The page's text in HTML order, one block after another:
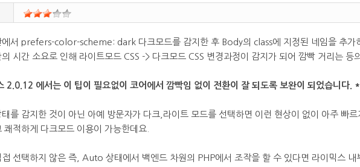
에서 prefers-color-scheme: dark 다크모드를 감지한 후 Body의 class에 지정된 네임을 추가
시간 소요로 인해 라이트모드 CSS -> 다크모드 CSS 변경과정이 감지가 되어 깜빡 거리는 등
2.0.12 에서는 이 팁이 필요없이 코어에서 깜빡임 없이 전환이 잘 되도록 보완이 되었습니다.
를 감지한 것이 아닌 아예 방문자가 다크,라이트 모드를 선택하면 이런 현상이 없이 아주 빠
쾌적하게 다크모드 이용이 가능한데요.
접 선택하지 않은 즉, Auto 상태에서 백엔드 차원의 PHP에서 조작을 할 수 있다면 라이믹스